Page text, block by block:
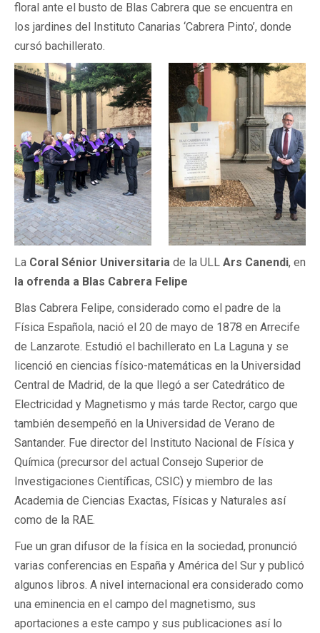
floral ante el busto de Blas Cabrera que se encuentra en
los jardines del Instituto Canarias ‘Cabrera Pinto’, donde
cursó bachillerato.
La Coral Sénior Universitaria de la ULL Ars Canendi, en
la ofrenda a Blas Cabrera Felipe
Blas Cabrera Felipe, considerado como el padre de la
Física Española, nació el 20 de mayo de 1878 en Arrecife
de Lanzarote. Estudió el bachillerato en La Laguna y se
licenció en ciencias físico-matemáticas en la Universidad
Central de Madrid, de la que llegó a ser Catedrático de
Electricidad y Magnetismo y más tarde Rector, cargo que
también desempeñó en la Universidad de Verano de
Santander. Fue director del Instituto Nacional de Física y
Química (precursor del actual Consejo Superior de
Investigaciones Científicas, CSIC) y miembro de las
Academia de Ciencias Exactas, Físicas y Naturales así
como de la RAE.
Fue un gran difusor de la física en la sociedad, pronunció
varias conferencias en España y América del Sur y publicó
algunos libros. A nivel internacional era considerado como
una eminencia en el campo del magnetismo, sus
aportaciones a este campo y sus publicaciones así lo